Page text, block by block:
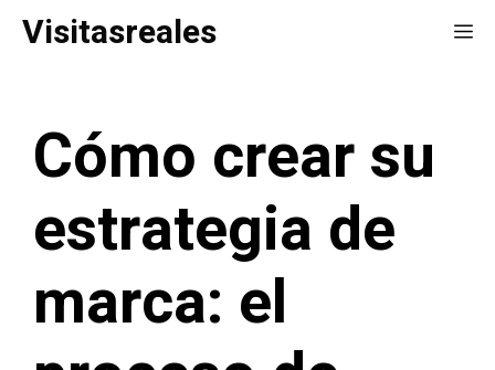
Saltar
Visitasreales
Cómo crear su
estrategia de
marca: el